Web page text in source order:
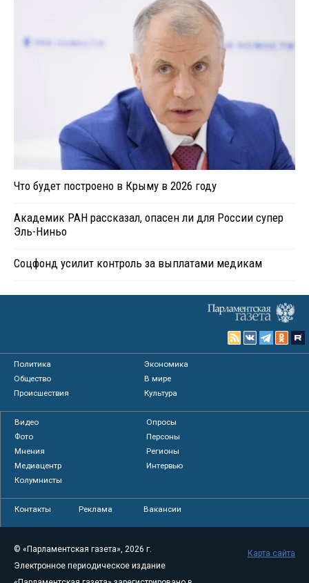
Что будет построено в Крыму в 2026 году
Академик РАН рассказал, опасен ли для России супер
Эль-Ниньо
Соцфонд усилит контроль за выплатами медикам
Политика
Экономика
Общество
В мире
Происшествия
Культура
Видео
Опросы
Фото
Персоны
Мнения
Регионы
Медиацентр
Интервью
Колумнисты
Контакты Реклама Вакансии
© «Парламентская газета», 2026 г.
Электронное периодическое издание
Карта сайта